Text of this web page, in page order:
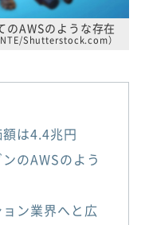
AWSのような存在
Shutterstock.com）
は4.4兆円
のAWSのよう
ン業界へと広